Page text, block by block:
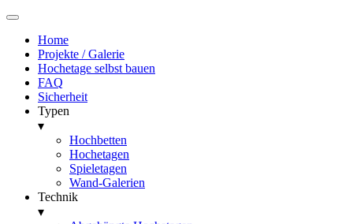
Home
Projekte / Galerie
Hochetage selbst bauen
FAQ
Sicherheit
Typen
▾
Hochbetten
Hochetagen
Spieletagen
Wand-Galerien
Technik
▾